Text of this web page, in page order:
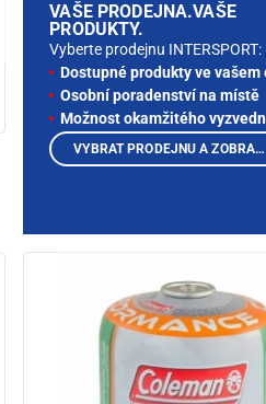
VAŠE PRODEJNA.VAŠE
PRODUKTY.
Vyberte prodejnu INTERSPORT:
Dostupné produkty ve vašem
Osobní poradenství na místě
Možnost okamžitého
VYBRAT PRODEJNU A ZOBRAZIT PRODUKTY